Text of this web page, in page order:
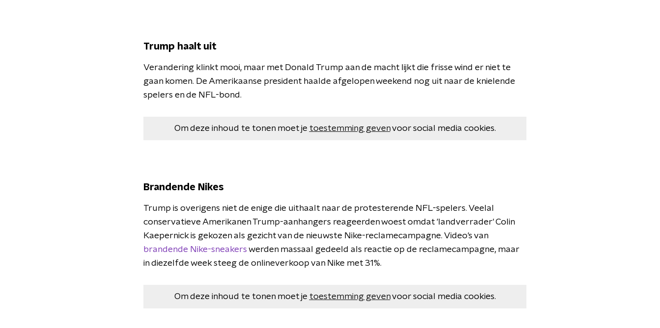
Trump haalt uit
Verandering klinkt mooi, maar met Donald Trump aan de macht lijkt die frisse wind er niet te
gaan komen. De Amerikaanse president haalde afgelopen weekend nog uit naar de knielende
spelers en de NFL-bond.
Om deze inhoud te tonen moet je toestemming gevenvoor social media cookies.
Brandende Nikes
Trump is overigens niet de enige die uithaalt naar de protesterende NFL-spelers. Veelal
conservatieve AmerikanenTrump-aanhangers reageerden woest omdat 'landverrader' Colin
Kaepernick is gekozen als gezicht van de nieuwste Nike-reclamecampagne. Video's van
brandende Nike-sneakers werden massaal gedeeld als reactie op de reclamecampagne, maar
in diezelfde week steeg de onlineverkoop van Nike met 31%.
Om deze inhoud te tonen moet je toestemming gevenvoor social media cookies.